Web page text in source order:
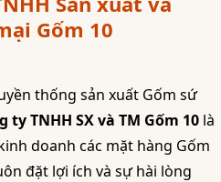
Gốm 10
thống sản xuất Gốm sứ
ty TNHH SX và TM Gốm 10 là
doanh các mặt hàng Gốm
đặt lợi ích và sự hài lòng